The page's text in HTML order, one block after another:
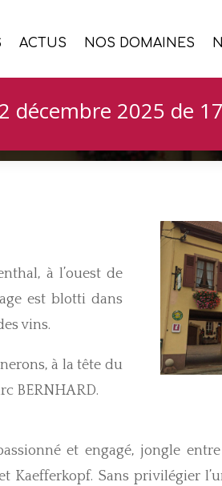
ACTUS NOS DOMAINES
décembre 2025 de
2020
à l’ouest de
est blotti dans
vins.
à la tête du
BERNHARD.
et engagé, jongle
Kaefferkopf. Sans privilégier